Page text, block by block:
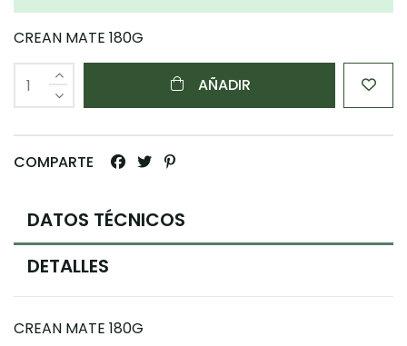
CREAN MATE 180G
AÑADIR
COMPARTE
DATOS TÉCNICOS
DETALLES
CREAN MATE 180G